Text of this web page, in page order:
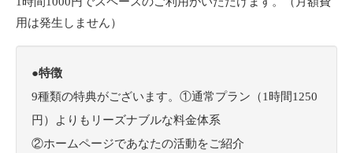
用は発生しません）
●特徴
9種類の特典がございます。①通常プラン（1時間1250
円）よりもリーズナブルな料金体系
②ホームページであなたの活動をご紹介